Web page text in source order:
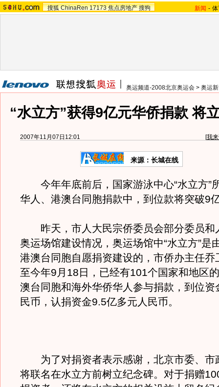
搜狐 ChinaRen 17173 焦点房地产 搜狗 新闻 -
奥运频道-2008北京奥运会 > 奥运
“水立方”获得9亿元华侨捐款 将
2007年11月07日12:01 [我
来源：长城在线
今年年底前后，国家游泳中心“水立方”
华人、港澳台同胞捐款中，到位款将突破9
昨天，市人大民宗侨委员会部分委员和
奥运场馆建设情况，奥运场馆中“水立方”是
港澳台同胞自愿捐资建设的，市侨办主任乔
至今年9月18日，已经有101个国家和地区
澳台同胞和海外华侨华人参与捐款，到位资
民币，认捐资金9.5亿多元人民币。
为了对捐资者表示感谢，北京市委、市
将联名在水立方前树立纪念碑。对于捐赠